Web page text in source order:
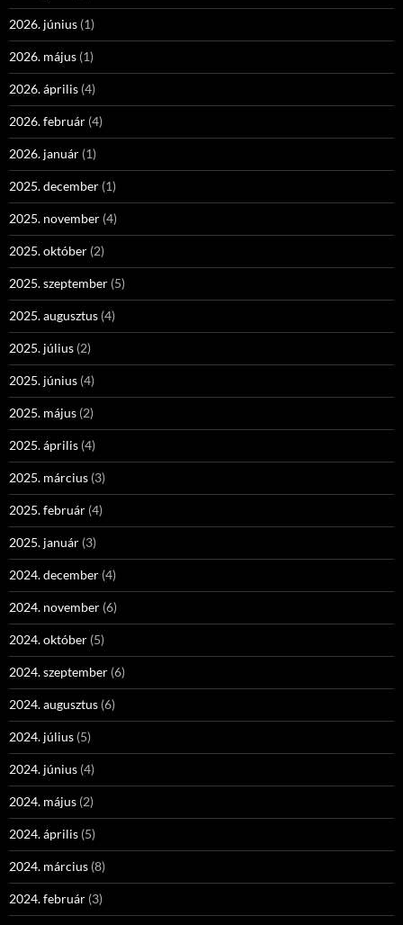
2026. június (1)
2026. május (1)
2026. április (4)
2026. február (4)
2026. január (1)
2025. december (1)
2025. november (4)
2025. október (2)
2025. szeptember (5)
2025. augusztus (4)
2025. július (2)
2025. június (4)
2025. május (2)
2025. április (4)
2025. március (3)
2025. február (4)
2025. január (3)
2024. december (4)
2024. november (6)
2024. október (5)
2024. szeptember (6)
2024. augusztus (6)
2024. július (5)
2024. június (4)
2024. május (2)
2024. április (5)
2024. március (8)
2024. február (3)